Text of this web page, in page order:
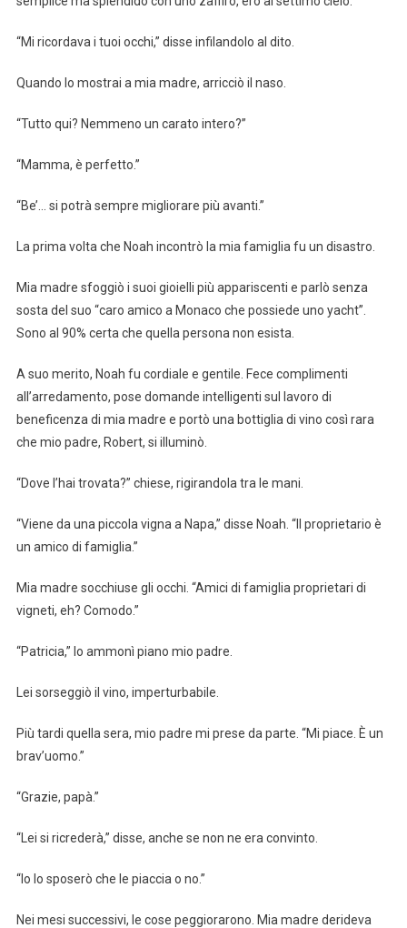
“Mi ricordava i tuoi occhi,” disse infilandolo al dito.
Quando lo mostrai a mia madre, arricciò il naso.
“Tutto qui? Nemmeno un carato intero?”
“Mamma, è perfetto.”
“Be’… si potrà sempre migliorare più avanti.”
La prima volta che Noah incontrò la mia famiglia fu un disastro.
Mia madre sfoggiò i suoi gioielli più appariscenti e parlò senza
sosta del suo “caro amico a Monaco che possiede uno yacht”.
Sono al 90% certa che quella persona non esista.
A suo merito, Noah fu cordiale e gentile. Fece complimenti
all’arredamento, pose domande intelligenti sul lavoro di
beneficenza di mia madre e portò una bottiglia di vino così rara
che mio padre, Robert, si illuminò.
“Dove l’hai trovata?” chiese, rigirandola tra le mani.
“Viene da una piccola vigna a Napa,” disse Noah. “Il proprietario è
un amico di famiglia.”
Mia madre socchiuse gli occhi. “Amici di famiglia proprietari di
vigneti, eh? Comodo.”
“Patricia,” lo ammonì piano mio padre.
Lei sorseggiò il vino, imperturbabile.
Più tardi quella sera, mio padre mi prese da parte. “Mi piace. È un
brav’uomo.”
“Grazie, papà.”
“Lei si ricrederà,” disse, anche se non ne era convinto.
“Io lo sposerò che le piaccia o no.”
Nei mesi successivi, le cose peggiorarono. Mia madre derideva